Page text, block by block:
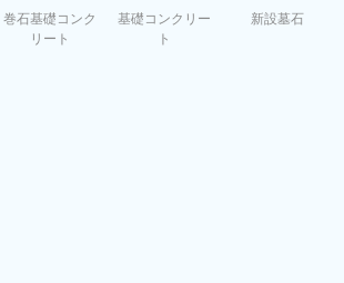
巻石基礎コンク
リート
基礎コンクリー
ト
新設墓石